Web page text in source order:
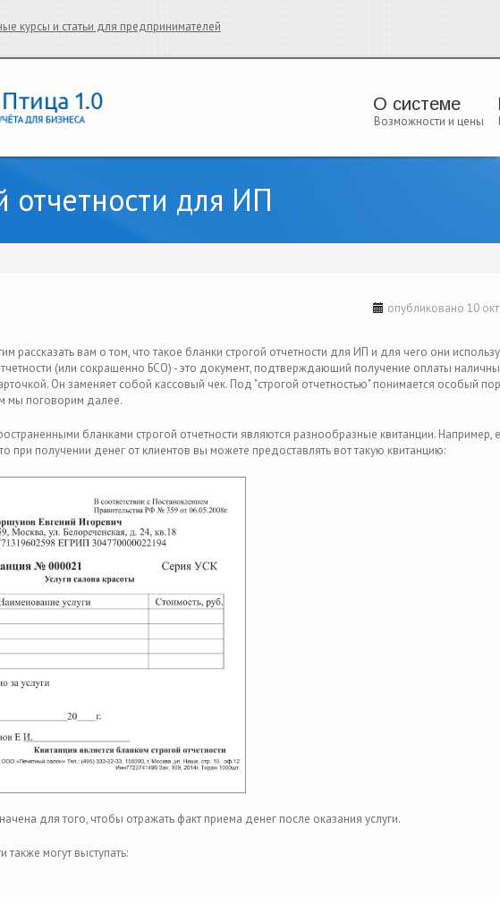
курсы и статьи для предпринимателей
О системе
Возможности и цены
отчетности для ИП
опубликовано 10
рассказать вам о том, что такое бланки строгой отчетности для ИП и для чего они
(или сокращенно БСО) - это документ, подтверждающий получение оплаты
Он заменяет собой кассовый чек. Под "строгой отчетностью" понимается особый
мы поговорим далее.
бланками строгой отчетности являются разнообразные квитанции. Например,
при получении денег от клиентов вы можете предоставлять вот такую квитанцию:
для того, чтобы отражать факт приема денег после оказания услуги.
также могут выступать: